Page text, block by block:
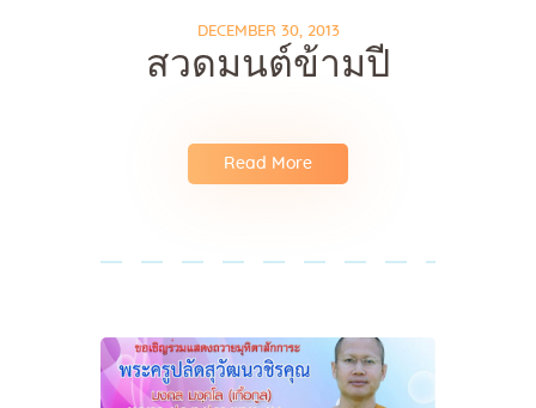
DECEMBER 30, 2013
สวดมนต์ข้ามปี
Read More